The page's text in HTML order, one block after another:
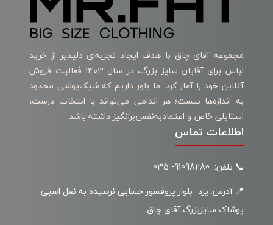
مجموعه آقای چاق با هدف ایجاد تجربه‌ای دلپذیر از خرید
لباس برای آقایان سایز بزرگ، در سال ۱۴۰۳ فعالیت فروش
آنلاین خود را آغاز کرد. ما باور داریم که شیک‌پوشی محدود
به اندازه‌ها نیست؛ هر اندامی می‌تواند با انتخاب درست،
استایلی خاص و اعتمادبه‌نفس‌برانگیز داشته باشد.
اطلاعات تماس
📞 تلفن: 91098280- 035
📍 آدرس: یزد- بلوار پروفسور حسابی نرسیده به نعل اسبی
پوشاک سایزبزرگ آقای چاق